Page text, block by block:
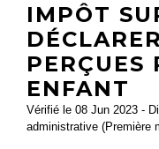
IMPÔT
PERÇUES
ENFANT
Vérifié le 08 Jun 2023 -
administrative (Première